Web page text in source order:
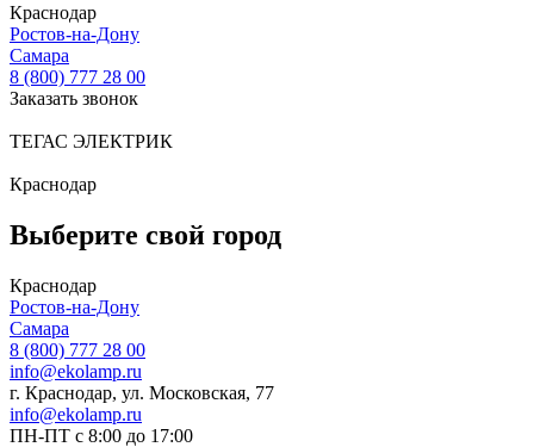
Краснодар
Ростов-на-Дону
Самара
8 (800) 777 28 00
Заказать звонок
ТЕГАС ЭЛЕКТРИК
Краснодар
Выберите свой город
Краснодар
Ростов-на-Дону
Самара
8 (800) 777 28 00
info@ekolamp.ru
г. Краснодар, ул. Московская, 77
info@ekolamp.ru
ПН-ПТ с 8:00 до 17:00